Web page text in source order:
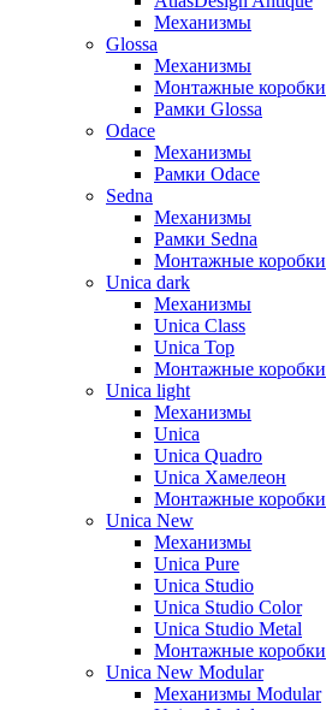
Механизмы
Glossa
Механизмы
Монтажные коробки
Рамки Glossa
Odace
Механизмы
Рамки Odace
Sedna
Механизмы
Рамки Sedna
Монтажные коробки
Unica dark
Механизмы
Unica Class
Unica Top
Монтажные коробки
Unica light
Механизмы
Unica
Unica Quadro
Unica Хамелеон
Монтажные коробки
Unica New
Механизмы
Unica Pure
Unica Studio
Unica Studio Color
Unica Studio Metal
Монтажные коробки
Unica New Modular
Механизмы Modular